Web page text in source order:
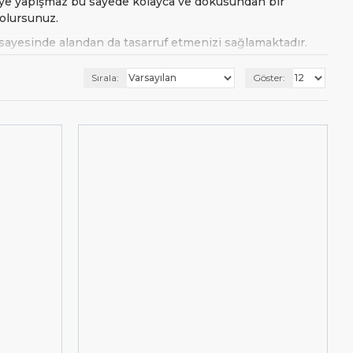
alandan da tasarruf etmenizi sağlamaktadır.
yıllar güvenle kullanabilirsiniz.
modellerini incelemek için linke tıklayabilirsiniz. (
Sırala: Göster: